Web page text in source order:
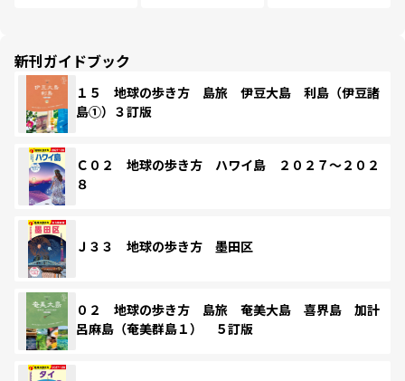
新刊ガイドブック
１５ 地球の歩き方 島旅 伊豆大島 利島（伊豆諸
島①）３訂版
Ｃ０２ 地球の歩き方 ハワイ島 ２０２７～２０２
８
Ｊ３３ 地球の歩き方 墨田区
０２ 地球の歩き方 島旅 奄美大島 喜界島 加計
呂麻島（奄美群島１） ５訂版